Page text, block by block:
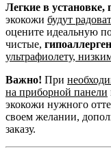
Легкие в установке,
экокожи будут
оцените идеальную
чистые,
ультрафиолету,
Важно! При
на приборной панели
экокожи нужного
своем желании,
заказу.